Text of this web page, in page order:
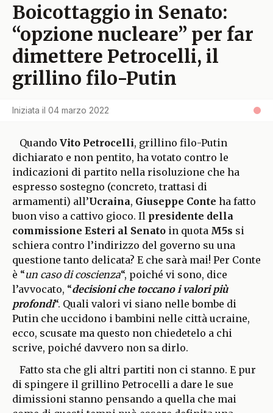
Boicottaggio in Senato:
“opzione nucleare” per far
dimettere Petrocelli, il
grillino filo-Putin
Iniziata il 04 marzo 2022
Quando Vito Petrocelli, grillino filo-Putin
dichiarato e non pentito, ha votato contro le
indicazioni di partito nella risoluzione che ha
espresso sostegno (concreto, trattasi di
armamenti) all’Ucraina, Giuseppe Conte ha fatto
buon viso a cattivo gioco. Il presidente della
commissione Esteri al Senato in quota M5s si
schiera contro l’indirizzo del governo su una
questione tanto delicata? E che sarà mai! Per Conte
è “un caso di coscienza“, poiché vi sono, dice
l’avvocato, “decisioni che toccano i valori più
profondi“. Quali valori vi siano nelle bombe di
Putin che uccidono i bambini nelle città ucraine,
ecco, scusate ma questo non chiedetelo a chi
scrive, poiché davvero non sa dirlo.
Fatto sta che gli altri partiti non ci stanno. E pur
di spingere il grillino Petrocelli a dare le sue
dimissioni stanno pensando a quella che mai